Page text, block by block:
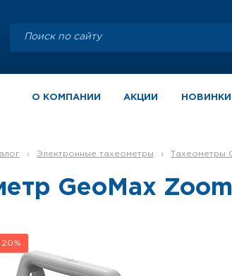
О КОМПАНИИ АКЦИИ НОВИНКИ
› Электронные тахеометры › Тахеометры
GeoMax
20%